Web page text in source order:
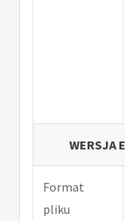
WERSJA
Format
pliku